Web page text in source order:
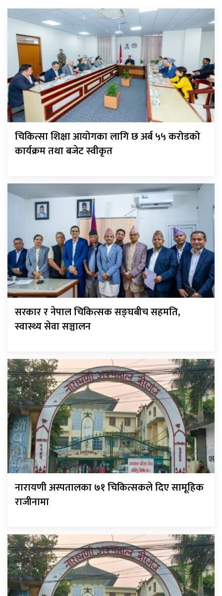
चिकित्सा शिक्षा आयोगका लागि छ अर्ब ५५ करोडको
कार्यक्रम तथा बजेट स्वीकृत
सरकार र नेपाल चिकित्सक सङ्घबीच सहमति,
स्वास्थ्य सेवा सञ्चालन
नारायणी अस्पतालका ७१ चिकित्सकले दिए सामूहिक
राजीनामा